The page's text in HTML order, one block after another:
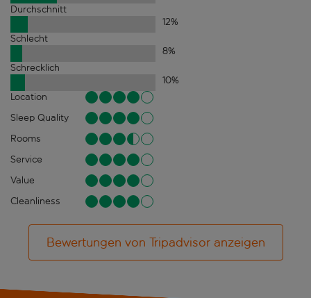
Durchschnitt
12%
Schlecht
8%
Schrecklich
10%
Location
Sleep Quality
Rooms
Service
Value
Cleanliness
Bewertungen von Tripadvisor anzeigen